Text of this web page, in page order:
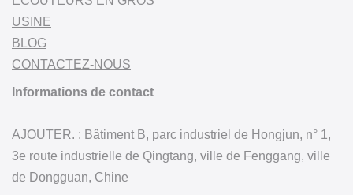
USINE
BLOG
CONTACTEZ-NOUS
Informations de contact
AJOUTER. : Bâtiment B, parc industriel de Hongjun, n° 1,
3e route industrielle de Qingtang, ville de Fenggang, ville
de Dongguan, Chine